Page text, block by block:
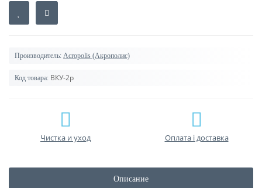
Производитель: Acropolis (Акрополис)
Код товара: ВКУ-2р
Чистка и уход Оплата і доставка
Описание